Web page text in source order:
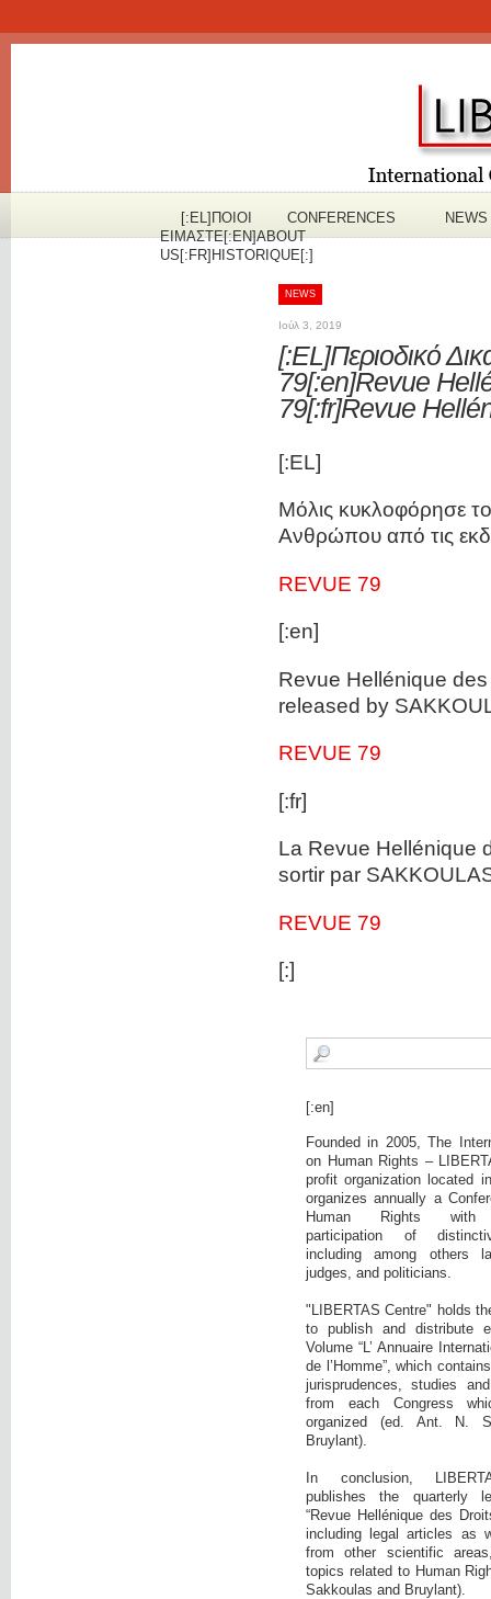
[:EL]ΠOΙΟΙ
ΕΙΜΑΣΤΕ[:EN]ABOUT
US[:FR]HISTORIQUE[:]
CONFERENCES NEWS
NEWS
Ιούλ 3, 2019
[:EL]Περιοδικό
79[:en]Revue
79[:fr]Revue
[:EL]
Μόλις κυκλοφόρησε
Ανθρώπου από τις
REVUE 79
[:en]
Revue Hellénique
released by
REVUE 79
[:fr]
La Revue Hellénique
sortir par
REVUE 79
[:]
[:en]
Founded in 2005, The
on Human Rights –
profit organization located
organizes annually a
Human Rights with
participation of
including among others
judges, and politicians.
"LIBERTAS Centre" holds
to publish and distribute
Volume “L’ Annuaire
de l’Homme”, which
jurisprudences, studies
from each Congress
organized (ed. Ant. N.
Bruylant).
In conclusion,
publishes the quarterly
“Revue Hellénique des
including legal articles as
from other scientific
topics related to Human
Sakkoulas and Bruylant).